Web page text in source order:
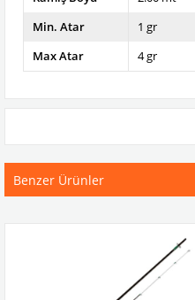
Min. Atar
1 gr
Max Atar
4 gr
Benzer Ürünler